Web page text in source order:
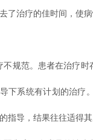
了治疗的佳时间，使
不规范。患者在治疗
下系统有计划的治疗
指导，结果往往适得